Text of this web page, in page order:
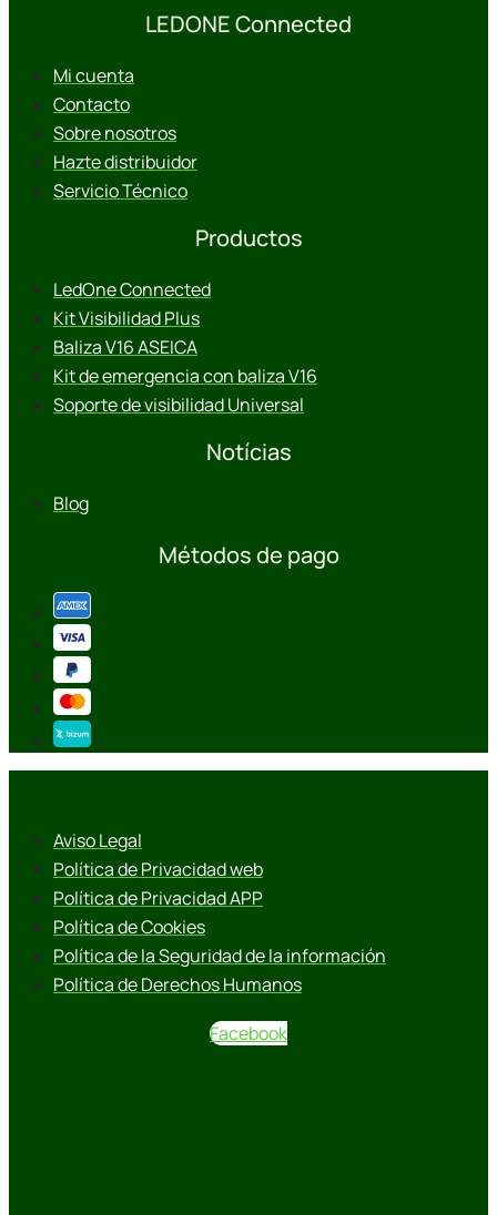
LEDONE Connected
Mi cuenta
Contacto
Sobre nosotros
Hazte distribuidor
Servicio Técnico
Productos
LedOne Connected
Kit Visibilidad Plus
Baliza V16 ASEICA
Kit de emergencia con baliza V16
Soporte de visibilidad Universal
Notícias
Blog
Métodos de pago
Aviso Legal
Política de Privacidad web
Política de Privacidad APP
Política de Cookies
Política de la Seguridad de la información
Política de Derechos Humanos
Facebook